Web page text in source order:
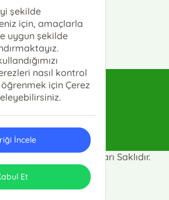
0(212)512-62-63
© 2025 Tüm Hakları Saklıdır.
& Uygulama
şekilde
için, amaçlarla
uygun şekilde
nasıl kontrol
için Çerez
İncele
Et